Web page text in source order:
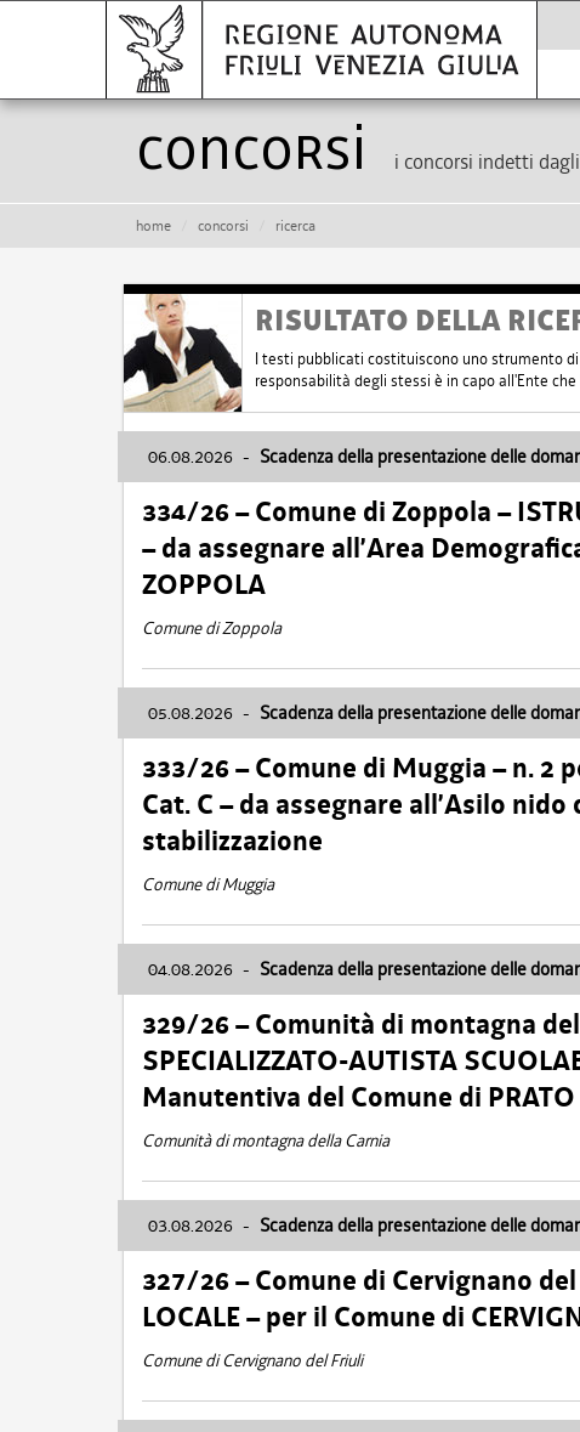
Concorsi i concorsi indetti
home concorsi ricerca
RISULTATO DELLA
I testi pubblicati costituiscono uno strumento
responsabilità degli stessi è in capo all'Ente
06.08.2026 - Scadenza della presentazione delle
334/26 – Comune di Zoppola –
– da assegnare all’Area
ZOPPOLA
Comune di Zoppola
05.08.2026 - Scadenza della presentazione delle
333/26 – Comune di Muggia – n. 2
Cat. C – da assegnare all’Asilo
stabilizzazione
Comune di Muggia
04.08.2026 - Scadenza della presentazione delle
329/26 – Comunità di montagna
SPECIALIZZATO-AUTISTA
Manutentiva del Comune di PRATO
Comunità di montagna della Carnia
03.08.2026 - Scadenza della presentazione delle
327/26 – Comune di Cervignano
LOCALE – per il Comune di
Comune di Cervignano del Friuli